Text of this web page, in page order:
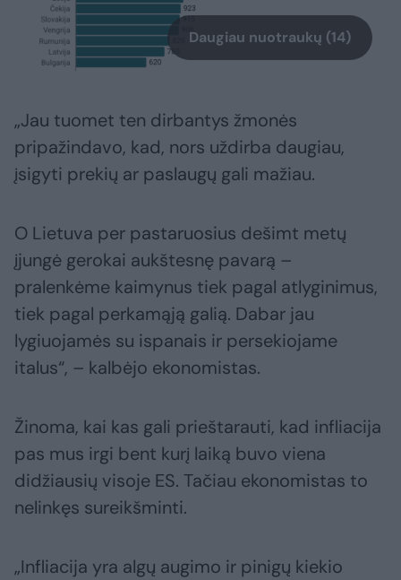
Daugiau nuotraukų (14)
„Jau tuomet ten dirbantys žmonės
pripažindavo, kad, nors uždirba daugiau,
įsigyti prekių ar paslaugų gali mažiau.
O Lietuva per pastaruosius dešimt metų
įjungė gerokai aukštesnę pavarą –
pralenkėme kaimynus tiek pagal atlyginimus,
tiek pagal perkamąją galią. Dabar jau
lygiuojamės su ispanais ir persekiojame
italus“, – kalbėjo ekonomistas.
Žinoma, kai kas gali prieštarauti, kad infliacija
pas mus irgi bent kurį laiką buvo viena
didžiausių visoje ES. Tačiau ekonomistas to
nelinkęs sureikšminti.
„Infliacija yra algų augimo ir pinigų kiekio